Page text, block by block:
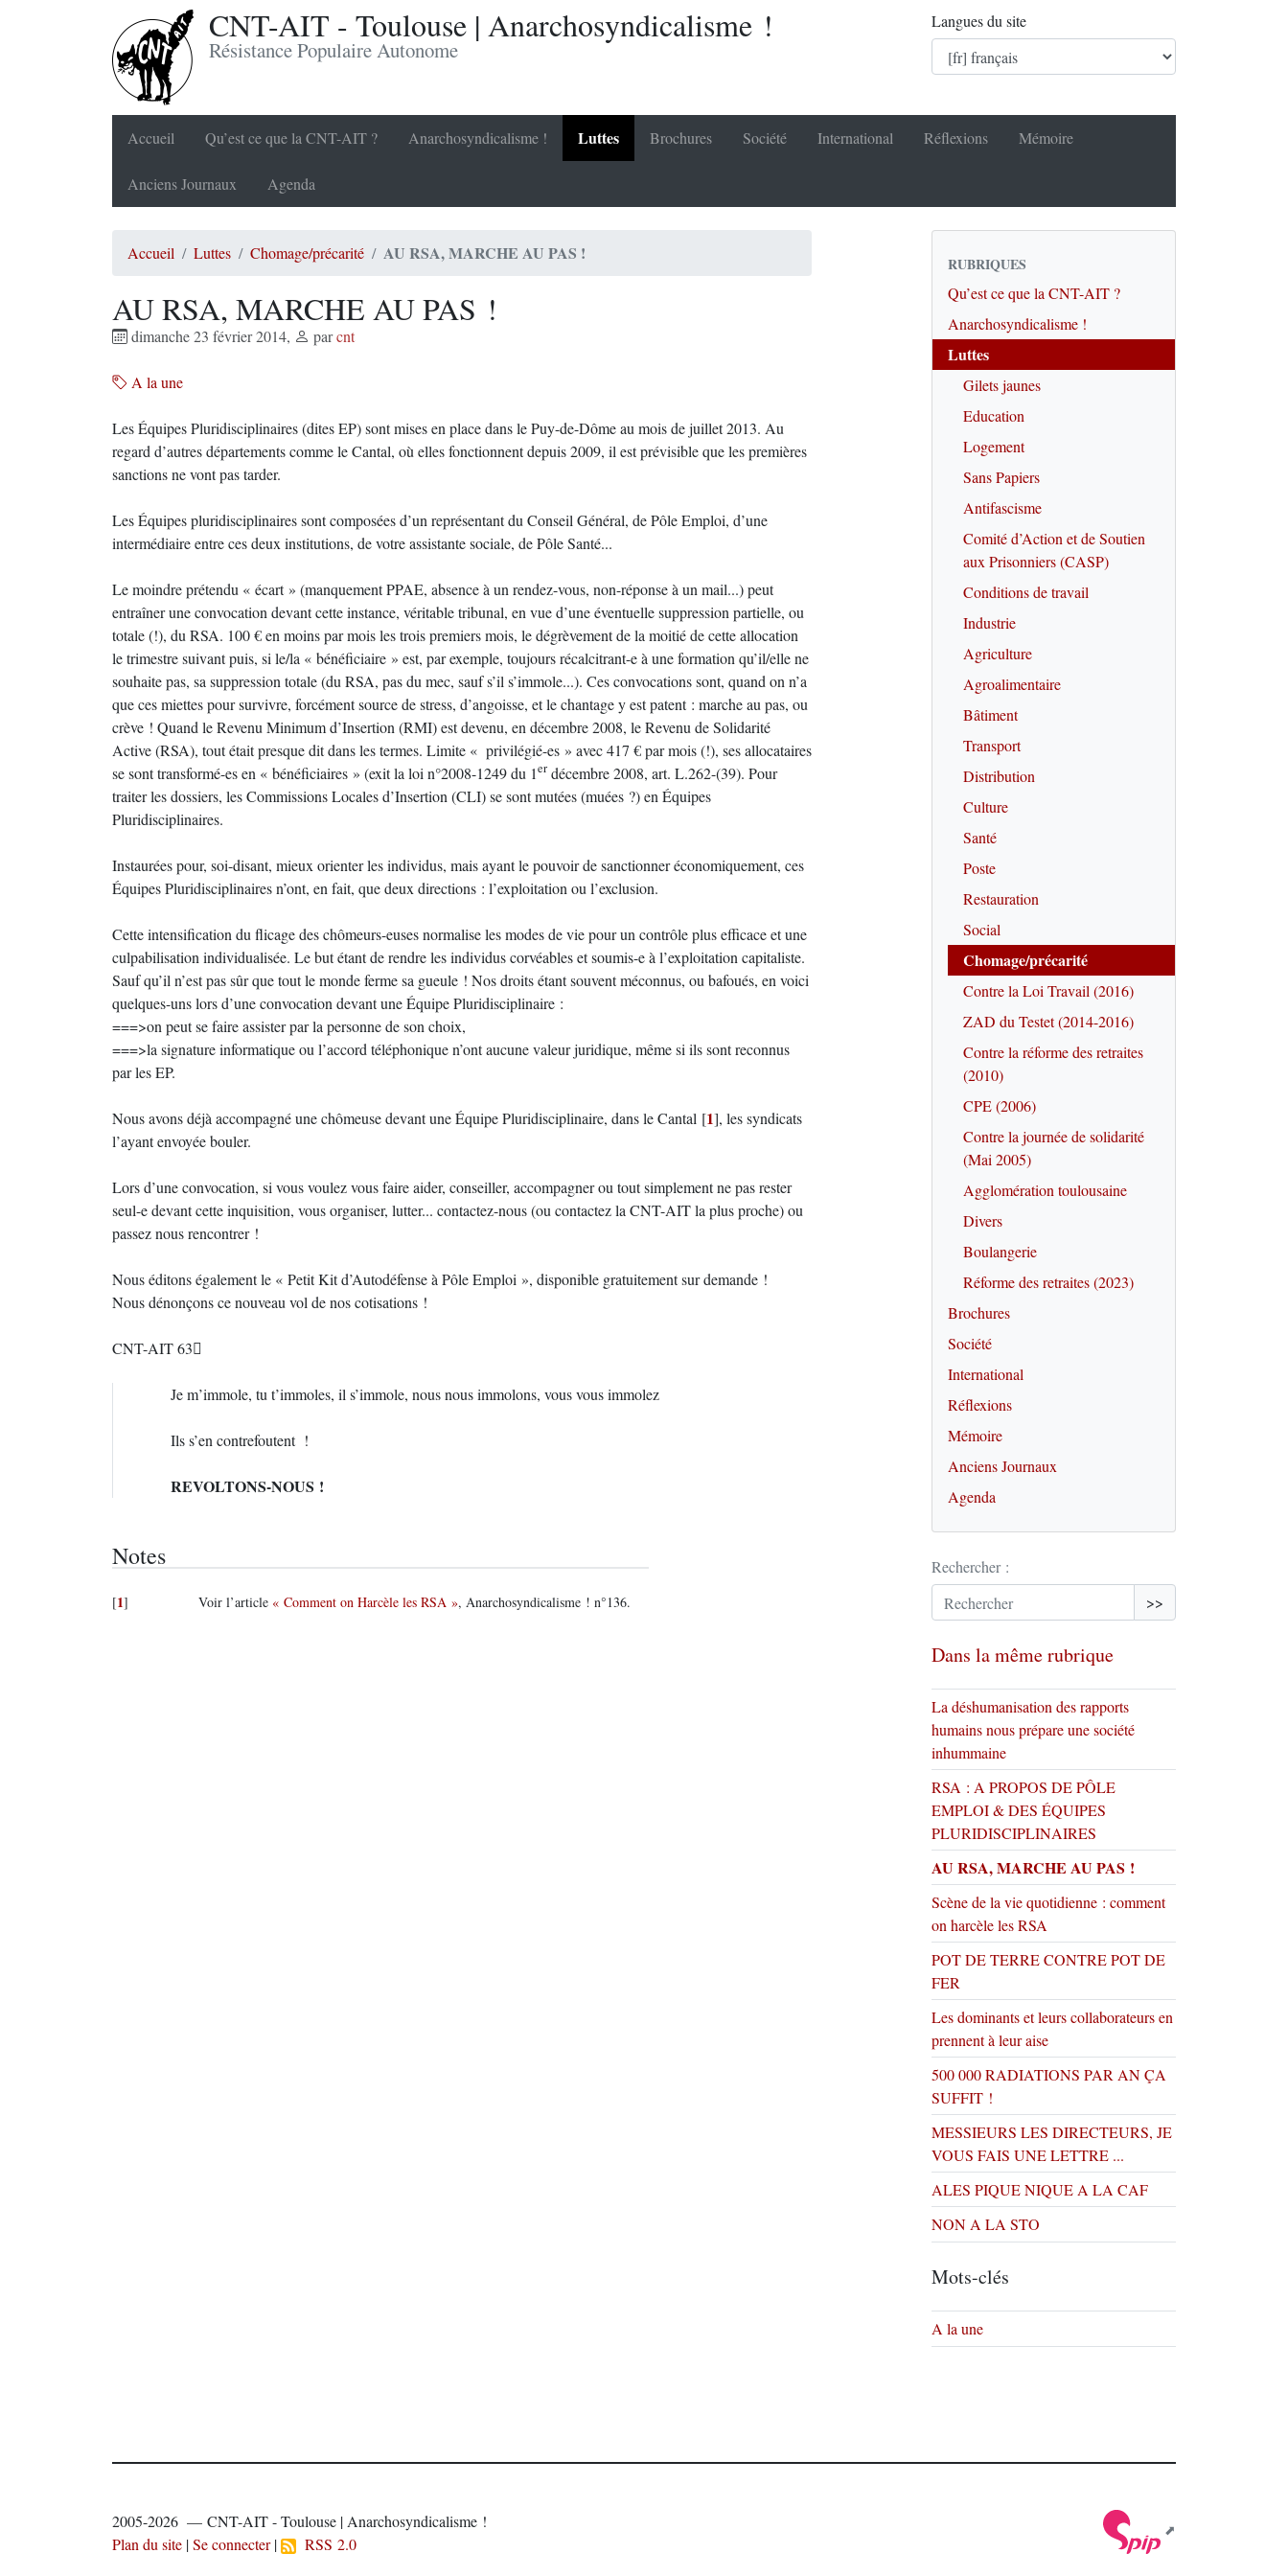
CNT-AIT - Toulouse | Anarchosyndicalisme !
Résistance Populaire Autonome
Langues du site
Accueil Qu’est ce que la CNT-AIT ? Anarchosyndicalisme ! Luttes Brochures Société International Réflexions Mémoire
Anciens Journaux Agenda
Accueil Luttes Chomage/précarité AU RSA, MARCHE AU PAS !
AU RSA, MARCHE AU PAS !
dimanche 23 février 2014, parcnt
A la une
Les Équipes Pluridisciplinaires (dites EP) sont mises en place dans le Puy-de-Dôme au mois de juillet 2013. Au
regard d’autres départements comme le Cantal, où elles fonctionnent depuis 2009, il est prévisible que les premières
sanctions ne vont pas tarder.
Les Équipes pluridisciplinaires sont composées d’un représentant du Conseil Général, de Pôle Emploi, d’une
intermédiaire entre ces deux institutions, de votre assistante sociale, de Pôle Santé...
Le moindre prétendu « écart » (manquement PPAE, absence à un rendez-vous, non-réponse à un mail...) peut
entraîner une convocation devant cette instance, véritable tribunal, en vue d’une éventuelle suppression partielle, ou
totale (!), du RSA. 100 € en moins par mois les trois premiers mois, le dégrèvement de la moitié de cette allocation
le trimestre suivant puis, si le/la « bénéficiaire » est, par exemple, toujours récalcitrant-e à une formation qu’il/elle ne
souhaite pas, sa suppression totale (du RSA, pas du mec, sauf s’il s’immole...). Ces convocations sont, quand on n’a
que ces miettes pour survivre, forcément source de stress, d’angoisse, et le chantage y est patent : marche au pas, ou
crève ! Quand le Revenu Minimum d’Insertion (RMI) est devenu, en décembre 2008, le Revenu de Solidarité
Active (RSA), tout était presque dit dans les termes. Limite « privilégié-es » avec 417 € par mois (!), ses allocataires
se sont transformé-es en « bénéficiaires » (exit la loi n°2008-1249 du 1er décembre 2008, art. L.262-(39). Pour
traiter les dossiers, les Commissions Locales d’Insertion (CLI) se sont mutées (muées ?) en Équipes
Pluridisciplinaires.
Instaurées pour, soi-disant, mieux orienter les individus, mais ayant le pouvoir de sanctionner économiquement, ces
Équipes Pluridisciplinaires n’ont, en fait, que deux directions : l’exploitation ou l’exclusion.
Cette intensification du flicage des chômeurs-euses normalise les modes de vie pour un contrôle plus efficace et une
culpabilisation individualisée. Le but étant de rendre les individus corvéables et soumis-e à l’exploitation capitaliste.
Sauf qu’il n’est pas sûr que tout le monde ferme sa gueule ! Nos droits étant souvent méconnus, ou bafoués, en voici
quelques-uns lors d’une convocation devant une Équipe Pluridisciplinaire :
===>on peut se faire assister par la personne de son choix,
===>la signature informatique ou l’accord téléphonique n’ont aucune valeur juridique, même si ils sont reconnus
par les EP.
Nous avons déjà accompagné une chômeuse devant une Équipe Pluridisciplinaire, dans le Cantal [1], les syndicats
l’ayant envoyée bouler.
Lors d’une convocation, si vous voulez vous faire aider, conseiller, accompagner ou tout simplement ne pas rester
seul-e devant cette inquisition, vous organiser, lutter... contactez-nous (ou contactez la CNT-AIT la plus proche) ou
passez nous rencontrer !
Nous éditons également le « Petit Kit d’Autodéfense à Pôle Emploi », disponible gratuitement sur demande !
Nous dénonçons ce nouveau vol de nos cotisations !
CNT-AIT 63
Je m’immole, tu t’immoles, il s’immole, nous nous immolons, vous vous immolez
Ils s’en contrefoutent !
REVOLTONS-NOUS !
Notes
[1] Voir l’article « Comment on Harcèle les RSA », Anarchosyndicalisme ! n°136.
RUBRIQUES
Qu’est ce que la CNT-AIT ?
Anarchosyndicalisme !
Luttes
Gilets jaunes
Education
Logement
Sans Papiers
Antifascisme
Comité d’Action et de Soutien
aux Prisonniers (CASP)
Conditions de travail
Industrie
Agriculture
Agroalimentaire
Bâtiment
Transport
Distribution
Culture
Santé
Poste
Restauration
Social
Chomage/précarité
Contre la Loi Travail (2016)
ZAD du Testet (2014-2016)
Contre la réforme des retraites
(2010)
CPE (2006)
Contre la journée de solidarité
(Mai 2005)
Agglomération toulousaine
Divers
Boulangerie
Réforme des retraites (2023)
Brochures
Société
International
Réflexions
Mémoire
Anciens Journaux
Agenda
Rechercher :
>>
Dans la même rubrique
La déshumanisation des rapports
humains nous prépare une société
inhummaine
RSA : A PROPOS DE PÔLE
EMPLOI & DES ÉQUIPES
PLURIDISCIPLINAIRES
AU RSA, MARCHE AU PAS !
Scène de la vie quotidienne : comment
on harcèle les RSA
POT DE TERRE CONTRE POT DE
FER
Les dominants et leurs collaborateurs en
prennent à leur aise
500 000 RADIATIONS PAR AN ÇA
SUFFIT !
MESSIEURS LES DIRECTEURS, JE
VOUS FAIS UNE LETTRE ...
ALES PIQUE NIQUE A LA CAF
NON A LA STO
Mots-clés
A la une
2005-2026 — CNT-AIT - Toulouse | Anarchosyndicalisme !
Plan du site |Se connecter| RSS 2.0